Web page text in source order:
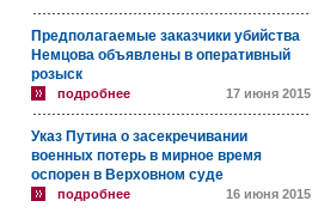
Предполагаемые заказчики убийства
Немцова объявлены в оперативный
розыск
подробнее 17 июня 2015
Указ Путина о засекречивании
военных потерь в мирное время
оспорен в Верховном суде
подробнее 16 июня 2015